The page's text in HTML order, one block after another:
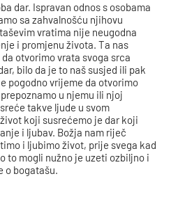
dar. Ispravan odnos s osobama
sa zahvalnošću njihovu
vratima nije neugodna
i promjenu života. Ta nas
otvorimo vrata svoga srca
bilo da je to naš susjed ili pak
pogodno vrijeme da otvorimo
u njemu ili njoj
takve ljude u svom
koji susrećemo je dar koji
i ljubav. Božja nam riječ
i ljubimo život, prije svega kad
to mogli nužno je uzeti ozbiljno i
o bogatašu.